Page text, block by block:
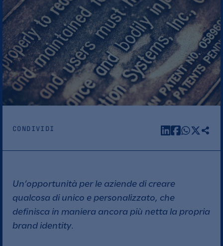
CONDIVIDI
Un’opportunità per le aziende di creare
qualcosa di unico e personalizzato, che
definisca in maniera ancora più netta la propria
brand identity.